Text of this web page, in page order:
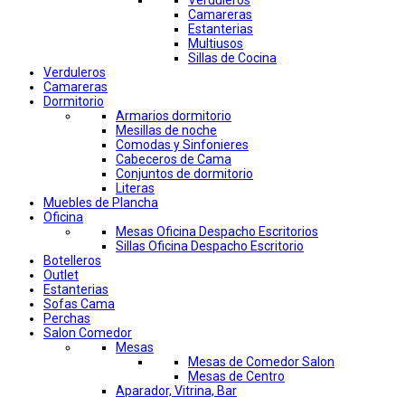
Camareras
Estanterias
Multiusos
Sillas de Cocina
Verduleros
Camareras
Dormitorio
Armarios dormitorio
Mesillas de noche
Comodas y Sinfonieres
Cabeceros de Cama
Conjuntos de dormitorio
Literas
Muebles de Plancha
Oficina
Mesas Oficina Despacho Escritorios
Sillas Oficina Despacho Escritorio
Botelleros
Outlet
Estanterias
Sofas Cama
Perchas
Salon Comedor
Mesas
Mesas de Comedor Salon
Mesas de Centro
Aparador, Vitrina, Bar